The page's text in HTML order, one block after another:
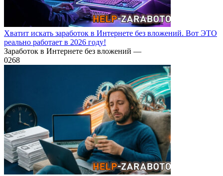
Хватит искать заработок в Интернете без вложений. Вот ЭТО
реально работает в 2026 году!
Заработок в Интернете без вложений —
0268